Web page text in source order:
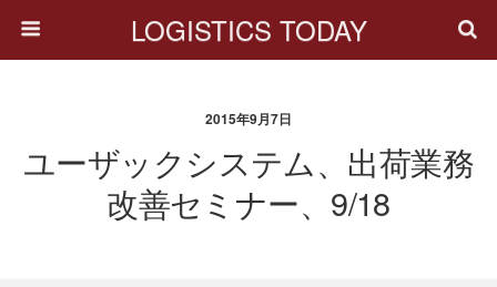
LOGISTICS TODAY
2015年9月7日
ユーザックシステム、出荷業務
改善セミナー、9/18